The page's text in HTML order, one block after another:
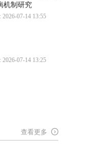
机制研究
07-14 13:55
07-14 13:25
查看更多